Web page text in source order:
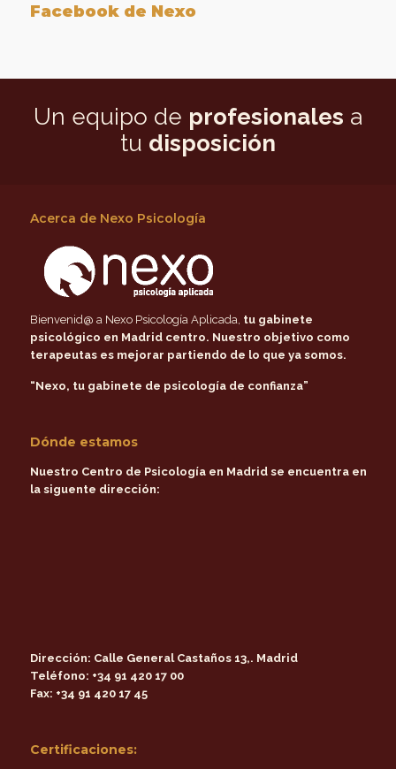
Facebook de Nexo
Un equipo de profesionales a
tu disposición
Acerca de Nexo Psicología
Bienvenid@ a Nexo Psicología Aplicada, tu gabinete
psicológico en Madrid centro. Nuestro objetivo como
terapeutas es mejorar partiendo de lo que ya somos.
“Nexo, tu gabinete de psicología de confianza”
Dónde estamos
Nuestro Centro de Psicología en Madrid se encuentra en
la siguente dirección:
Dirección: Calle General Castaños 13,. Madrid
Teléfono: +34 91 420 17 00
Fax: +34 91 420 17 45
Certificaciones: